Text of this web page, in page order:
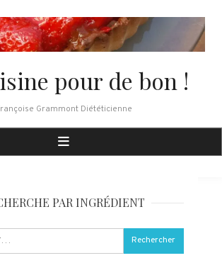
pour de bon !
Grammont Diététicienne
PAR INGRÉDIENT
Rechercher :